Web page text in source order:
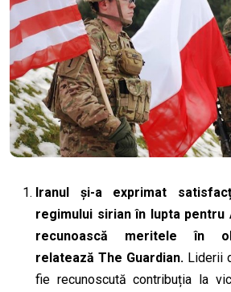
Iranul și-a exprimat
regimului sirian în lupta pentru
recunoască meritele în
relatează The Guardian. Liderii
fie recunoscută contribuția la